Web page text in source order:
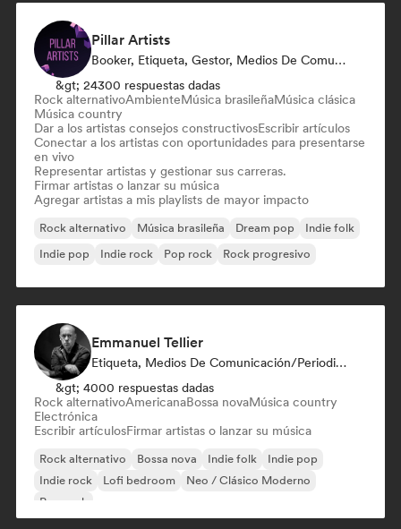
Pillar Artists
Booker, Etiqueta, Gestor, Medios De Comunicación/Periodista, Mentor, Playlist Curator
&gt; 24300 respuestas dadas
Rock alternativoAmbienteMúsica brasileñaMúsica clásica
Música country
Dar a los artistas consejos constructivosEscribir artículos
Conectar a los artistas con oportunidades para presentarse
en vivo
Representar artistas y gestionar sus carreras.
Firmar artistas o lanzar su música
Agregar artistas a mis playlists de mayor impacto
Rock alternativo Música brasileña Dream pop
Indie folk
Indie pop
Indie rock Pop rock Rock progresivo
Emmanuel Tellier
Etiqueta, Medios De Comunicación/Periodista
&gt; 4000 respuestas dadas
Rock alternativoAmericanaBossa novaMúsica country
Electrónica
Escribir artículosFirmar artistas o lanzar su música
Rock alternativo Bossa nova Indie folk
Indie pop
Indie rock
Lofi bedroom
Neo / Clásico Moderno
Pop rock